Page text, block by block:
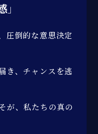
圧倒的な意思決定
き、チャンスを逃
が、私たちの真の